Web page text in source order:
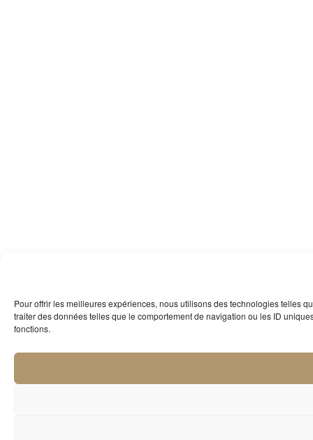
Pour offrir les meilleures expériences, nous utilisons des technologies telles
traiter des données telles que le comportement de navigation ou les ID
fonctions.